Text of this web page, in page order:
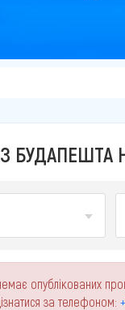
БУДАПЕШТА
опублікованих
за телефоном: